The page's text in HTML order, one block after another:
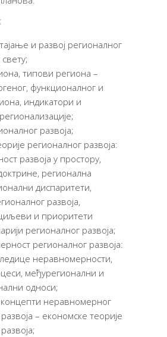
:
и развој регионалног
типови региона –
функционалног и
индикатори и
развоја;
регионалног развоја:
развоја у простору,
регионална
диспаритети,
развоја,
и приоритети
регионалног развоја;
регионалног развоја:
неравномерности,
међурегионални и
односи;
концепти неравномерног
– економске теорије